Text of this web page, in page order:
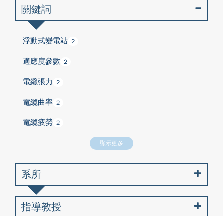
關鍵詞
浮動式變電站 2
適應度參數 2
電纜張力 2
電纜曲率 2
電纜疲勞 2
顯示更多
系所
指導教授